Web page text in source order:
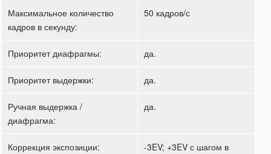
Максимальное количество
кадров в секунду:
50 кадров/с
Приоритет диафрагмы: да.
Приоритет выдержки: да.
Ручная выдержка /
диафрагма:
да.
Коррекция экспозиции:
-3EV; +3EV с шагом в